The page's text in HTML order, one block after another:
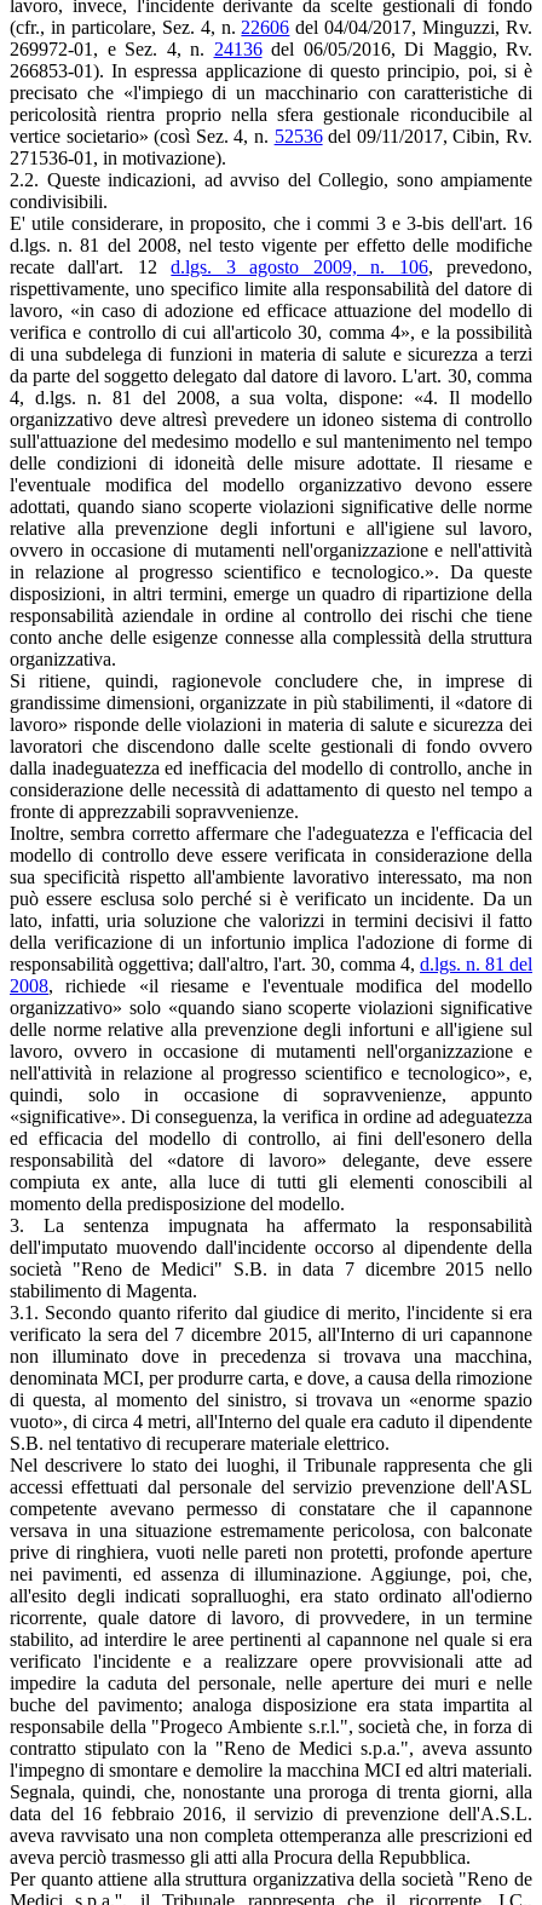
lavoro, invece, l'incidente derivante da scelte gestionali di fondo
(cfr., in particolare, Sez. 4, n. 22606 del 04/04/2017, Minguzzi, Rv.
269972-01, e Sez. 4, n. 24136del 06/05/2016, Di Maggio, Rv.
266853-01). In espressa applicazione di questo principio, poi, si è
precisato che «l'impiego di un macchinario con caratteristiche di
pericolosità rientra proprio nella sfera gestionale riconducibile al
vertice societario» (così Sez. 4, n. 52536del 09/11/2017, Cibin, Rv.
271536-01, in motivazione).
2.2. Queste indicazioni, ad avviso del Collegio, sono ampiamente
condivisibili.
E' utile considerare, in proposito, che i commi 3 e 3-bis dell'art. 16
d.lgs. n. 81 del 2008, nel testo vigente per effetto delle modifiche
recate dall'art. 12d.lgs. 3 agosto 2009, n. 106, prevedono,
rispettivamente, uno specifico limite alla responsabilità del datore di
lavoro, «in caso di adozione ed efficace attuazione del modello di
verifica e controllo di cui all'articolo 30, comma 4», e la possibilità
di una subdelega di funzioni in materia di salute e sicurezza a terzi
da parte del soggetto delegato dal datore di lavoro. L'art. 30, comma
4, d.lgs. n. 81 del 2008, a sua volta, dispone: «4. Il modello
organizzativo deve altresì prevedere un idoneo sistema di controllo
sull'attuazione del medesimo modello e sul mantenimento nel tempo
delle condizioni di idoneità delle misure adottate. Il riesame e
l'eventuale modifica del modello organizzativo devono essere
adottati, quando siano scoperte violazioni significative delle norme
relative alla prevenzione degli infortuni e all'igiene sul lavoro,
ovvero in occasione di mutamenti nell'organizzazione e nell'attività
in relazione al progresso scientifico e tecnologico.». Da queste
disposizioni, in altri termini, emerge un quadro di ripartizione della
responsabilità aziendale in ordine al controllo dei rischi che tiene
conto anche delle esigenze connesse alla complessità della struttura
organizzativa.
Si ritiene, quindi, ragionevole concludere che, in imprese di
grandissime dimensioni, organizzate in più stabilimenti, il «datore di
lavoro» risponde delle violazioni in materia di salute e sicurezza dei
lavoratori che discendono dalle scelte gestionali di fondo ovvero
dalla inadeguatezza ed inefficacia del modello di controllo, anche in
considerazione delle necessità di adattamento di questo nel tempo a
fronte di apprezzabili sopravvenienze.
Inoltre, sembra corretto affermare che l'adeguatezza e l'efficacia del
modello di controllo deve essere verificata in considerazione della
sua specificità rispetto all'ambiente lavorativo interessato, ma non
può essere esclusa solo perché si è verificato un incidente. Da un
lato, infatti, uria soluzione che valorizzi in termini decisivi il fatto
della verificazione di un infortunio implica l'adozione di forme di
responsabilità oggettiva; dall'altro, l'art. 30, comma 4, d.lgs. n. 81 del
2008, richiede «il riesame e l'eventuale modifica del modello
organizzativo» solo «quando siano scoperte violazioni significative
delle norme relative alla prevenzione degli infortuni e all'igiene sul
lavoro, ovvero in occasione di mutamenti nell'organizzazione e
nell'attività in relazione al progresso scientifico e tecnologico», e,
quindi, solo in occasione di sopravvenienze, appunto
«significative». Di conseguenza, la verifica in ordine ad adeguatezza
ed efficacia del modello di controllo, ai fini dell'esonero della
responsabilità del «datore di lavoro» delegante, deve essere
compiuta ex ante, alla luce di tutti gli elementi conoscibili al
momento della predisposizione del modello.
3. La sentenza impugnata ha affermato la responsabilità
dell'imputato muovendo dall'incidente occorso al dipendente della
società "Reno de Medici" S.B. in data 7 dicembre 2015 nello
stabilimento di Magenta.
3.1. Secondo quanto riferito dal giudice di merito, l'incidente si era
verificato la sera del 7 dicembre 2015, all'Interno di uri capannone
non illuminato dove in precedenza si trovava una macchina,
denominata MCI, per produrre carta, e dove, a causa della rimozione
di questa, al momento del sinistro, si trovava un «enorme spazio
vuoto», di circa 4 metri, all'Interno del quale era caduto il dipendente
S.B. nel tentativo di recuperare materiale elettrico.
Nel descrivere lo stato dei luoghi, il Tribunale rappresenta che gli
accessi effettuati dal personale del servizio prevenzione dell'ASL
competente avevano permesso di constatare che il capannone
versava in una situazione estremamente pericolosa, con balconate
prive di ringhiera, vuoti nelle pareti non protetti, profonde aperture
nei pavimenti, ed assenza di illuminazione. Aggiunge, poi, che,
all'esito degli indicati sopralluoghi, era stato ordinato all'odierno
ricorrente, quale datore di lavoro, di provvedere, in un termine
stabilito, ad interdire le aree pertinenti al capannone nel quale si era
verificato l'incidente e a realizzare opere provvisionali atte ad
impedire la caduta del personale, nelle aperture dei muri e nelle
buche del pavimento; analoga disposizione era stata impartita al
responsabile della "Progeco Ambiente s.r.l.", società che, in forza di
contratto stipulato con la "Reno de Medici s.p.a.", aveva assunto
l'impegno di smontare e demolire la macchina MCI ed altri materiali.
Segnala, quindi, che, nonostante una proroga di trenta giorni, alla
data del 16 febbraio 2016, il servizio di prevenzione dell'A.S.L.
aveva ravvisato una non completa ottemperanza alle prescrizioni ed
aveva perciò trasmesso gli atti alla Procura della Repubblica.
Per quanto attiene alla struttura organizzativa della società "Reno de
Medici s.p.a.'', il Tribunale rappresenta che il ricorrente, I.C.,